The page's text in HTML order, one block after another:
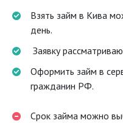
Взять займ в Кива
день.
Заявку
Оформить займ в
гражданин РФ.
Срок займа можно